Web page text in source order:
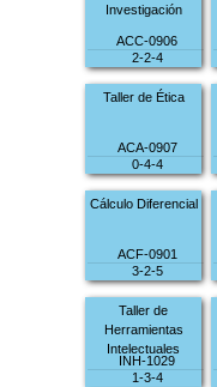
Investigación
ACC-0906
2-2-4
Taller de Ética
ACA-0907
0-4-4
Cálculo Diferencial
ACF-0901
3-2-5
Taller de
Herramientas
Intelectuales
INH-1029
1-3-4